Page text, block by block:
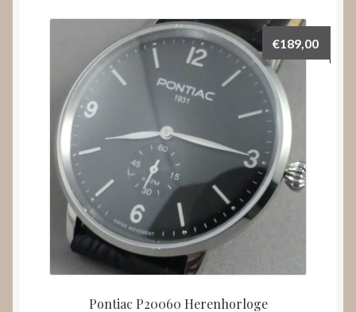
Pontiac P20060 Herenhorloge
€189,00